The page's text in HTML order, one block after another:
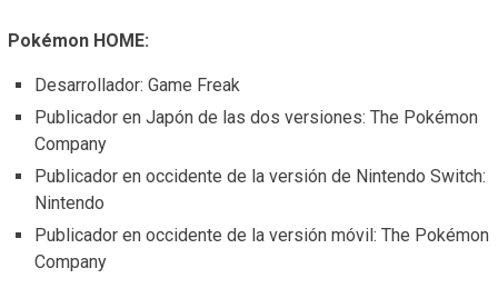
Pokémon HOME:
Desarrollador: Game Freak
Publicador en Japón de las dos versiones: The Pokémon
Company
Publicador en occidente de la versión de Nintendo Switch:
Nintendo
Publicador en occidente de la versión móvil: The Pokémon
Company